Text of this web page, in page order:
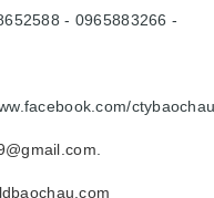
- 0965883266 -
ctybaochau